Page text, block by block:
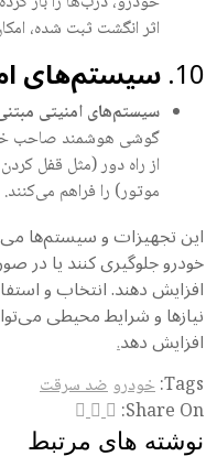
اثر انگشت ثبت شده،
سیستم‌های
سیستم‌های امنیتی مبتنی
گوشی هوشمند صاحب
از راه دور (مثل قفل
موتور) را فراهم می‌کنند.
تجهیزات و سیستم‌ها
جلوگیری کنند یا در
دهند. انتخاب و استفاده
و شرایط محیطی می‌تواند
دهد.
خودروضد سرقت
Share
های مرتبط